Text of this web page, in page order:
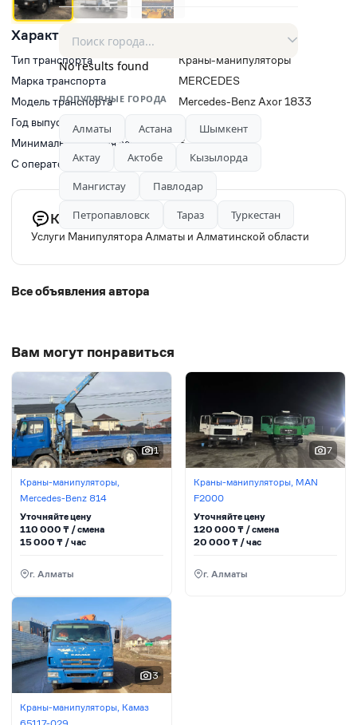
Характеристики
Тип транспорта
Краны-манипуляторы
Марка транспорта
MERCEDES
Модель транспорта
Mercedes-Benz Axor 1833
Год выпуска
2011
Минимальное время заказа, ч
3
С оператором(водитель)
Да
Комментарий продавца
Услуги Манипулятора Алматы и Алматинской области
Все объявления автора
Вам могут понравиться
1
Краны-манипуляторы,
Mercedes-Benz 814
Уточняйте цену
110 000 ₸ / сменa
15 000 ₸ / час
г. Алматы
7
Краны-манипуляторы, MAN
F2000
Уточняйте цену
120 000₸ / сменa
20 000₸ / час
г. Алматы
3
Краны-манипуляторы, Камаз
No results found
ПОПУЛЯРНЫЕ ГОРОДА
Алматы Астана
Шымкент
Актау
Актобе
Кызылорда
Мангистау
Павлодар
Петропавловск
Тараз Туркестан